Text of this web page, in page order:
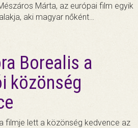
Márta, az európai film egyik
aki magyar nőként…
Borealis a
közönség
filmje lett a közönség kedvence az